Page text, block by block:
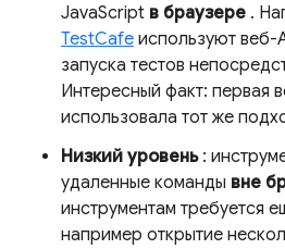
JavaScript в браузере .
TestCafe используют веб-
запуска тестов
Интересный факт: первая
использовала тот же
Низкий уровень:
удаленные команды вне
инструментам требуется
например открытие